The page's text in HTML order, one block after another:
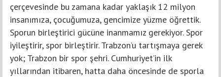
çerçevesinde bu zamana kadar yaklaşık 12 milyon
insanımıza, çocuğumuza, gencimize yüzme öğrettik.
Sporun birleştirici gücüne inanmamız gerekiyor. Spor
iyileştirir, spor birleştirir. Trabzon’u tartışmaya gerek
yok; Trabzon bir spor şehri. Cumhuriyet’in ilk
yıllarından itibaren, hatta daha öncesinde de sporla